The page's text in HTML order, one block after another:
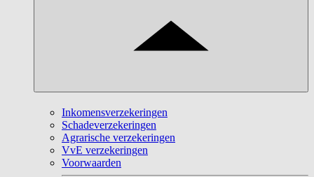
Inkomensverzekeringen
Schadeverzekeringen
Agrarische verzekeringen
VvE verzekeringen
Voorwaarden